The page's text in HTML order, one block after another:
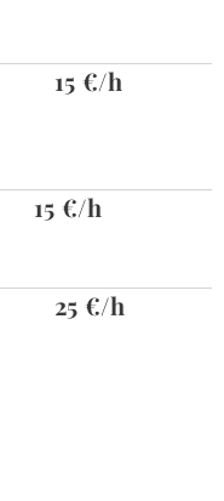
15 €/h
15 €/h
25 €/h